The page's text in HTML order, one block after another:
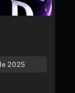
2025